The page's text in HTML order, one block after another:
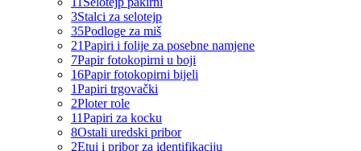
3Stalci za selotejp
35Podloge za miš
21Papiri i folije za posebne namjene
7Papir fotokopirni u boji
16Papir fotokopirni bijeli
1Papiri trgovački
2Ploter role
11Papiri za kocku
8Ostali uredski pribor
2Etui i pribor za identifikaciju